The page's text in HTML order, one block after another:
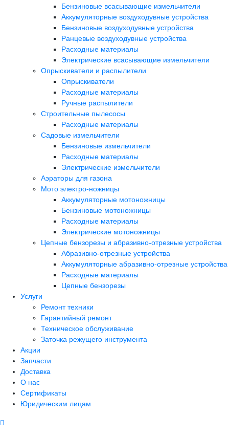
Бензиновые всасывающие измельчители
Аккумуляторные воздуходувные устройства
Бензиновые воздуходувные устройства
Ранцевые воздуходувные устройства
Расходные материалы
Электрические всасывающие измельчители
Опрыскиватели и распылители
Опрыскиватели
Расходные материалы
Ручные распылители
Строительные пылесосы
Расходные материалы
Садовые измельчители
Бензиновые измельчители
Расходные материалы
Электрические измельчители
Аэраторы для газона
Мото электро-ножницы
Аккумуляторные мотоножницы
Бензиновые мотоножницы
Расходные материалы
Электрические мотоножницы
Цепные бензорезы и абразивно-отрезные устройства
Абразивно-отрезные устройства
Аккумуляторные абразивно-отрезные устройства
Расходные материалы
Цепные бензорезы
Услуги
Ремонт техники
Гарантийный ремонт
Техническое обслуживание
Заточка режущего инструмента
Акции
Запчасти
Доставка
О нас
Сертификаты
Юридическим лицам